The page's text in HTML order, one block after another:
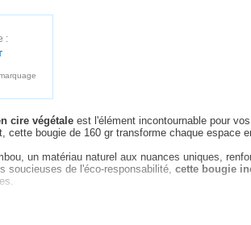
:
cire végétale est l'élément incontournable pour
cette bougie de 160 gr transforme chaque espace
un matériau naturel aux nuances uniques,
soucieuses de l'éco-responsabilité, cette bougie
facilement avec